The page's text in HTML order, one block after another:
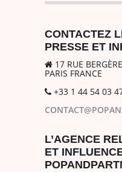
CONTACTEZ
PRESSE ET
17 RUE
PARIS FRANCE
+33 1 44 54 03
L’AGENCE
ET